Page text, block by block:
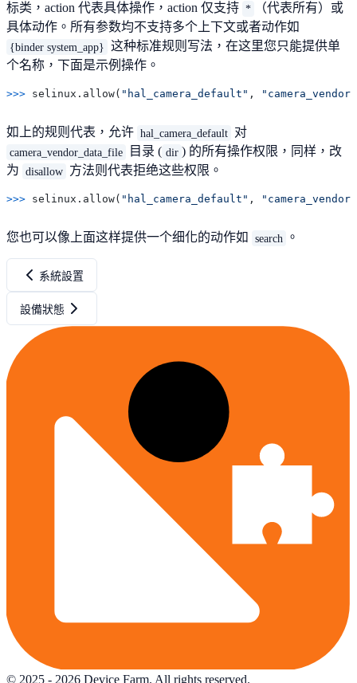
标类，action 代表具体操作，action 仅支持 *
（代表所有）或
具体动作。所有参数均不支持多个上下文或者动作如
{binder system_app} 这种标准规则写法，在这里您只能提供单
个名称，下面是示例操作。
>>> selinux.allow( "hal_camera_default" ,
如上的规则代表，允许 hal_camera_default 对
camera_vendor_data_file 目录 ( dir ) 的所有操作权限，同样，改
为
disallow 方法则代表拒绝这些权限。
>>> selinux.allow( "hal_camera_default" ,
您也可以像上面这样提供一个细化的动作如 search 。
系統設置
設備狀態
© 2025 - 2026 Device Farm. All rights reserved.